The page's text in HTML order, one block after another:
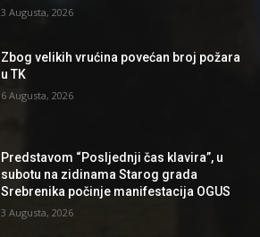
3 Augusta, 2026
Zbog velikih vrućina povećan broj požara
u TK
6 Augusta, 2026
Predstavom “Posljednji čas klavira”, u
subotu na zidinama Starog grada
Srebrenika počinje manifestacija OGUS
3 Augusta, 2026